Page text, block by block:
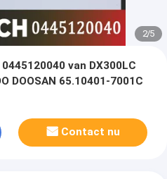
2/5
van DX300LC
DOOSAN 65.10401-7001C
Contact nu